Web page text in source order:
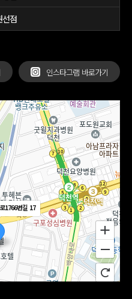
선점
인스타그램 바로가기
1766번길 17